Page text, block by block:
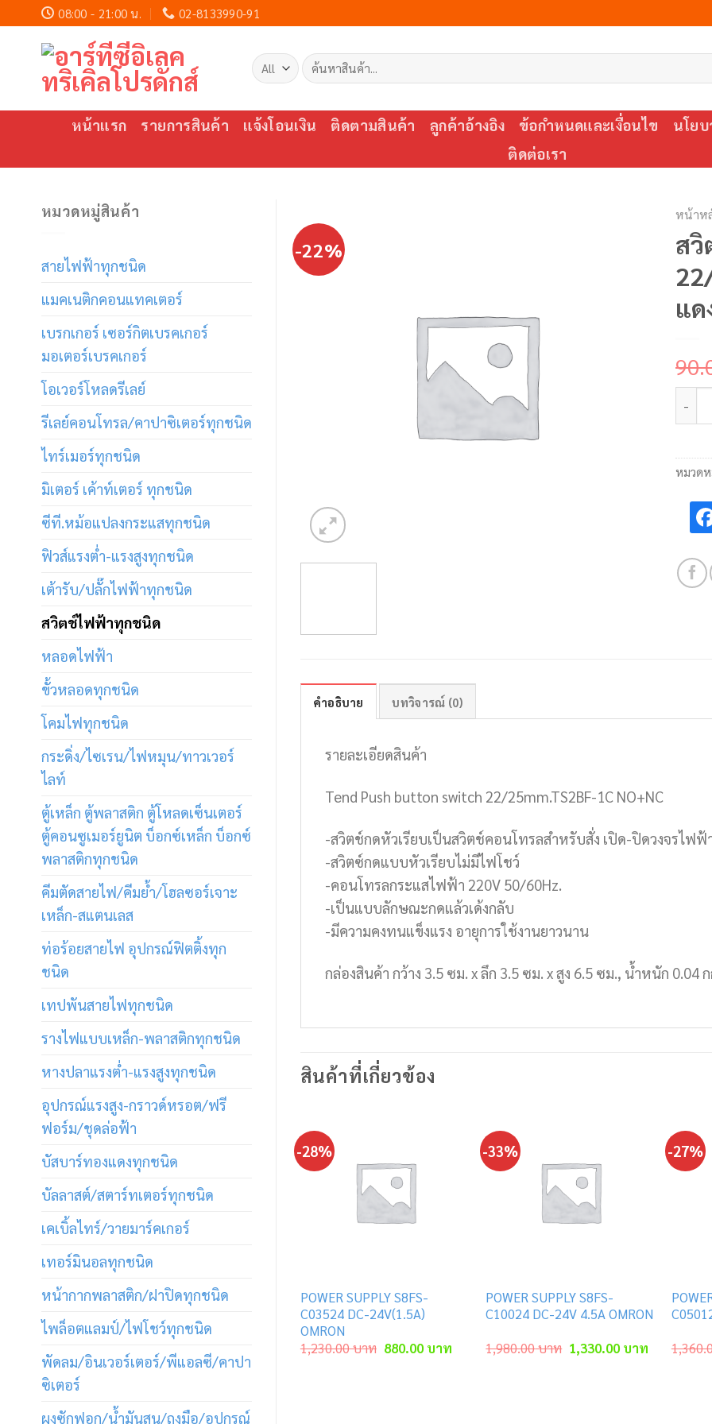
content
08:00 - 21:00 น. 02-8133990-91
ค้นหา:
หน้าแรก รายการสินค้า แจ้งโอนเงิน ติดตามสินค้า ลูกค้าอ้างอิง ข้อกำหนดและเงื่อนไข
นโย
ติดต่อเรา
หมวดหมู่สินค้า
สายไฟฟ้าทุกชนิด
แมคเนติกคอนแทคเตอร์
เบรกเกอร์ เซอร์กิตเบรคเกอร์
มอเตอร์เบรคเกอร์
โอเวอร์โหลดรีเลย์
รีเลย์คอนโทรล/คาปาซิเตอร์ทุกชนิด
ไทร์เมอร์ทุกชนิด
มิเตอร์ เค้าท์เตอร์ ทุกชนิด
ซีที.หม้อแปลงกระแสทุกชนิด
ฟิวส์แรงต่ำ-แรงสูงทุกชนิด
เต้ารับ/ปลั๊กไฟฟ้าทุกชนิด
สวิตช์ไฟฟ้าทุกชนิด
หลอดไฟฟ้า
ขั้วหลอดทุกชนิด
โคมไฟทุกชนิด
กระดิ่ง/ไซเรน/ไฟหมุน/ทาวเวอร์
ไลท์
ตู้เหล็ก ตู้พลาสติก ตู้โหลดเซ็นเตอร์
ตู้คอนซูเมอร์ยูนิต บ็อกซ์เหล็ก บ็อกซ์
พลาสติกทุกชนิด
คีมตัดสายไฟ/คีมย้ำ/โฮลซอร์เจาะ
เหล็ก-สแตนเลส
ท่อร้อยสายไฟ อุปกรณ์ฟิตติ้งทุก
ชนิด
เทปพันสายไฟทุกชนิด
รางไฟแบบเหล็ก-พลาสติกทุกชนิด
หางปลาแรงต่ำ-แรงสูงทุกชนิด
อุปกรณ์แรงสูง-กราวด์หรอต/ฟรี
ฟอร์ม/ชุดล่อฟ้า
บัสบาร์ทองแดงทุกชนิด
บัลลาสต์/สตาร์ทเตอร์ทุกชนิด
เคเบิ้ลไทร์/วายมาร์คเกอร์
เทอร์มินอลทุกชนิด
หน้ากากพลาสติก/ฝาปิดทุกชนิด
ไพล็อตแลมป์/ไฟโชว์ทุกชนิด
พัดลม/อินเวอร์เตอร์/พีแอลซี/คาปา
ซิเตอร์
ผงซักฟอก/น้ำมันสน/ถุงมือ/อุปกรณ์
-22%
หน้าห
สวิ
แด
หมวด
คำอธิบาย บทวิจารณ์ (0)
รายละเอียดสินค้า
Tend Push button switch 22/25mm.TS2BF-1C NO+NC
-สวิตช์กดหัวเรียบเป็นสวิตช์คอนโทรลสำหรับสั่ง เปิด-ปิดวงจรไฟฟ้
-สวิตซ์กดแบบหัวเรียบไม่มีไฟโชว์
-คอนโทรลกระแสไฟฟ้า 220V 50/60Hz.
-เป็นแบบลักษณะกดแล้วเด้งกลับ
-มีความคงทนแข็งแรง อายุการใช้งานยาวนาน
กล่องสินค้า กว้าง 3.5 ซม. x ลึก 3.5 ซม. x สูง 6.5 ซม., น้ำหนัก 0.04
สินค้าที่เกี่ยวข้อง
-28%
POWER SUPPLY S8FS-
C03524 DC-24V(1.5A)
OMRON
1,230.00บาท Original
880.00บาทCurrent
-33%
POWER SUPPLY S8FS-
C10024 DC-24V 4.5A OMRON
1,980.00บาท Original
price
1,330.00 บาท Current
-27%